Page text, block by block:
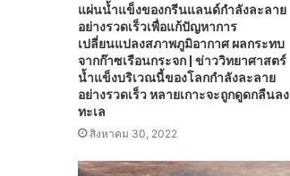
แผ่นน้ำแข็งของกรีนแลนด์กำลังละลาย
อย่างรวดเร็วเพื่อแก้ปัญหาการ
เปลี่ยนแปลงสภาพภูมิอากาศ ผลกระทบ
จากก๊าซเรือนกระจก | ข่าววิทยาศาสตร์
น้ำแข็งบริเวณนี้ของโลกกำลังละลาย
อย่างรวดเร็ว หลายเกาะจะถูกดูดกลืนลง
ทะเล
สิงหาคม 30, 2022